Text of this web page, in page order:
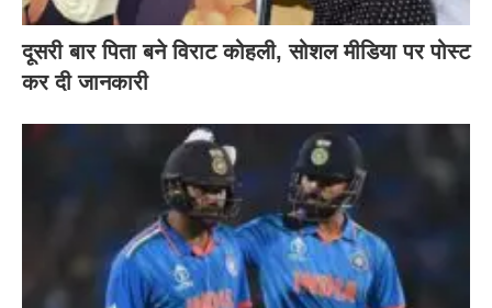
दूसरी बार‌ पिता बने विराट कोहली, सोशल मीडिया पर पोस्ट
कर दी‌ जानकारी